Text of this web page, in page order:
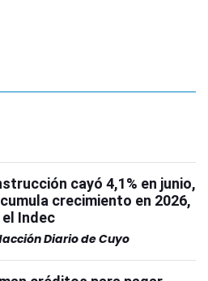
cayó 4,1% en junio,
crecimiento en 2026,
Indec
Diario de Cuyo